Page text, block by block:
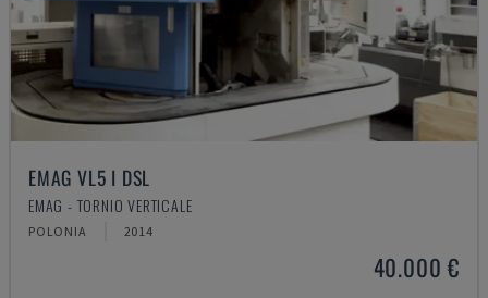
EMAG VL5 I DSL
EMAG - TORNIO VERTICALE
POLONIA 2014
40.000 €